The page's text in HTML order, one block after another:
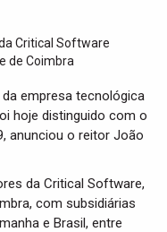
empresa tecnológica
hoje distinguido com o
anunciou o reitor João
da Critical Software,
com subsidiárias
e Brasil, entre